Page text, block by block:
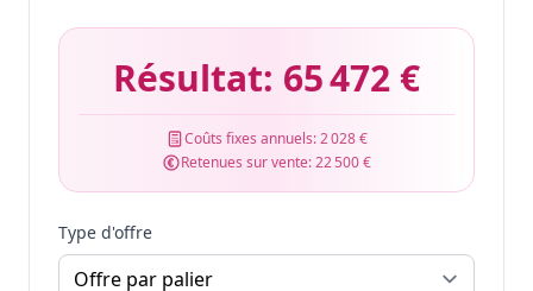
Résultat: 65 472 €
Coûts fixes annuels:2 028 €
Retenues sur vente:22 500 €
Type d'offre